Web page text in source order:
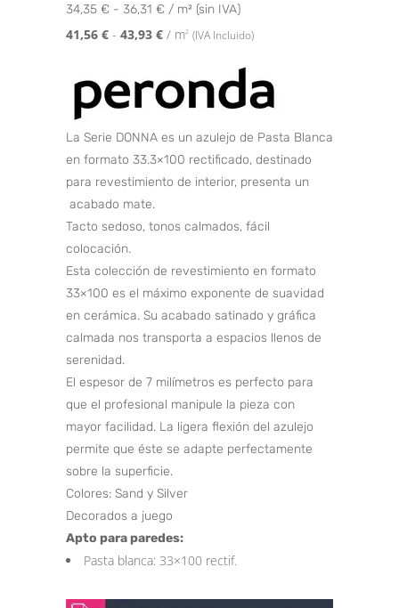
34,35 € - 36,31 € / m² (sin IVA)
41,56 € - 43,93 € / m2 (IVA Incluido)
La Serie DONNA es un azulejo de Pasta Blanca
en formato 33.3×100 rectificado, destinado
para revestimiento de interior, presenta un
acabado mate.
Tacto sedoso, tonos calmados, fácil
colocación.
Esta colección de revestimiento en formato
33×100 es el máximo exponente de suavidad
en cerámica. Su acabado satinado y gráfica
calmada nos transporta a espacios llenos de
serenidad.
El espesor de 7 milímetros es perfecto para
que el profesional manipule la pieza con
mayor facilidad. La ligera flexión del azulejo
permite que éste se adapte perfectamente
sobre la superficie.
Colores: Sand y Silver
Decorados a juego
Apto para paredes:
Pasta blanca: 33×100 rectif.